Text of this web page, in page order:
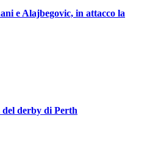
e Alajbegovic, in attacco la
derby di Perth